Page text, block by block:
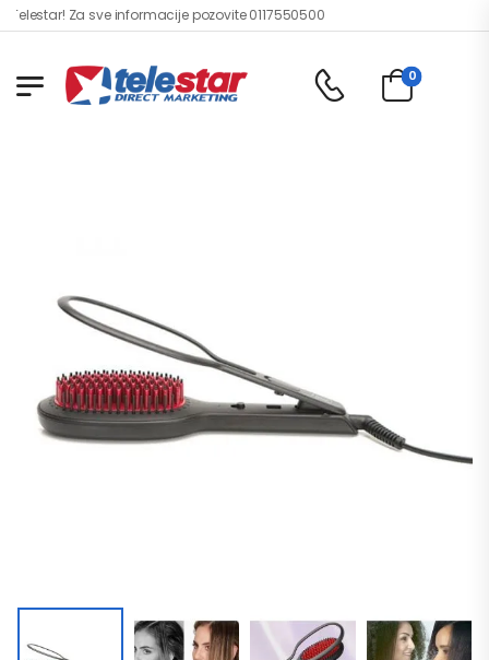
Za sve informacije pozovite 0117550500
0